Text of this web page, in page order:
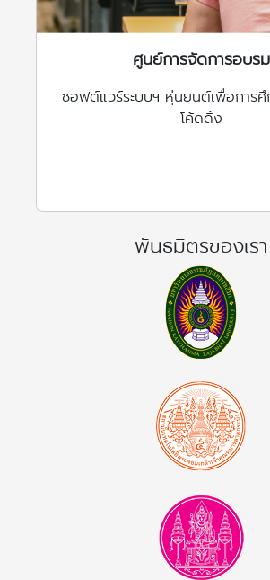
ศูนย์การจัดการอบรม
ซอฟต์แวร์ระบบฯ หุ่นยนต์เพื่อการศึ
โค้ดดิ้ง
พันธมิตรของเรา